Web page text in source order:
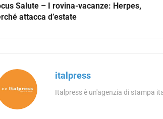
Salute – I rovina-vacanze: Herpes,
attacca d’estate
italpress
Italpress è un'agenzia di stampa